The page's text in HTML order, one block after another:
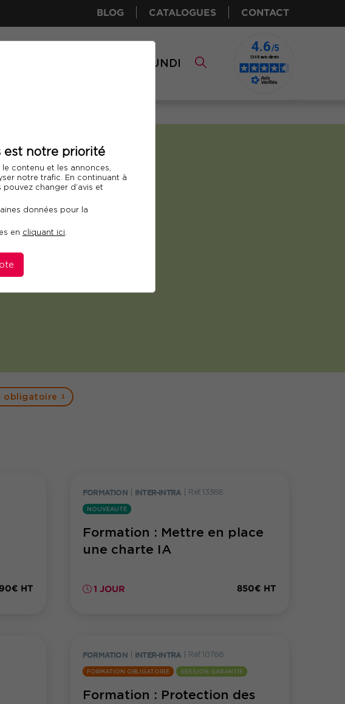
est notre priorité
contenu et les annonces,
notre trafic. En continuant à
changer d’avis et
données pour la
en cliquant ici.
BLOG CATALOGUES CONTACT
COMUNDI
et
obligatoire 1
HT
FORMATION INTER-INTRA Réf. 13368
NOUVEAUTÉ
Formation : Mettre en place
une charte IA
1 JOUR 850€ HT
FORMATION INTER-INTRA Réf. 10786
FORMATION OBLIGATOIRE SESSION GARANTIE
Formation : Protection des